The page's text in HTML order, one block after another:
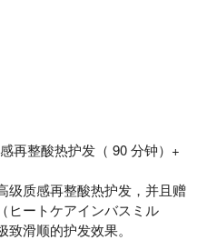
再整酸热护发（ 90 分钟）+
质感再整酸热护发，并且赠
ヒートケアインバスミル
滑顺的护发效果。